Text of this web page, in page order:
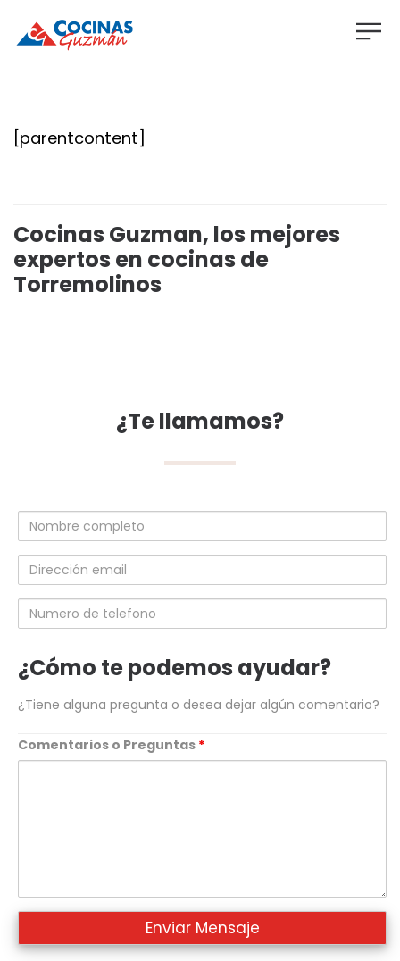
[parentcontent]
Cocinas Guzman, los mejores
expertos en cocinas de
Torremolinos
¿Te llamamos?
Nombre
completo
Dirección
email
Numero
de
¿Cómo te podemos ayudar?
¿Tiene alguna pregunta o desea dejar algún comentario?
Comentarios o Preguntas *